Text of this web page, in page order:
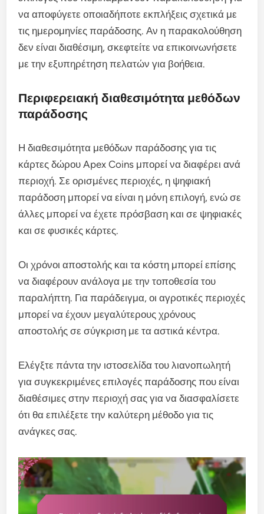
να αποφύγετε οποιαδήποτε εκπλήξεις σχετικά με
τις ημερομηνίες παράδοσης. Αν η παρακολούθηση
δεν είναι διαθέσιμη, σκεφτείτε να επικοινωνήσετε
με την εξυπηρέτηση πελατών για βοήθεια.
Περιφερειακή διαθεσιμότητα μεθόδων
παράδοσης
Η διαθεσιμότητα μεθόδων παράδοσης για τις
κάρτες δώρου Apex Coins μπορεί να διαφέρει ανά
περιοχή. Σε ορισμένες περιοχές, η ψηφιακή
παράδοση μπορεί να είναι η μόνη επιλογή, ενώ σε
άλλες μπορεί να έχετε πρόσβαση και σε ψηφιακές
και σε φυσικές κάρτες.
Οι χρόνοι αποστολής και τα κόστη μπορεί επίσης
να διαφέρουν ανάλογα με την τοποθεσία του
παραλήπτη. Για παράδειγμα, οι αγροτικές περιοχές
μπορεί να έχουν μεγαλύτερους χρόνους
αποστολής σε σύγκριση με τα αστικά κέντρα.
Ελέγξτε πάντα την ιστοσελίδα του λιανοπωλητή
για συγκεκριμένες επιλογές παράδοσης που είναι
διαθέσιμες στην περιοχή σας για να διασφαλίσετε
ότι θα επιλέξετε την καλύτερη μέθοδο για τις
ανάγκες σας.